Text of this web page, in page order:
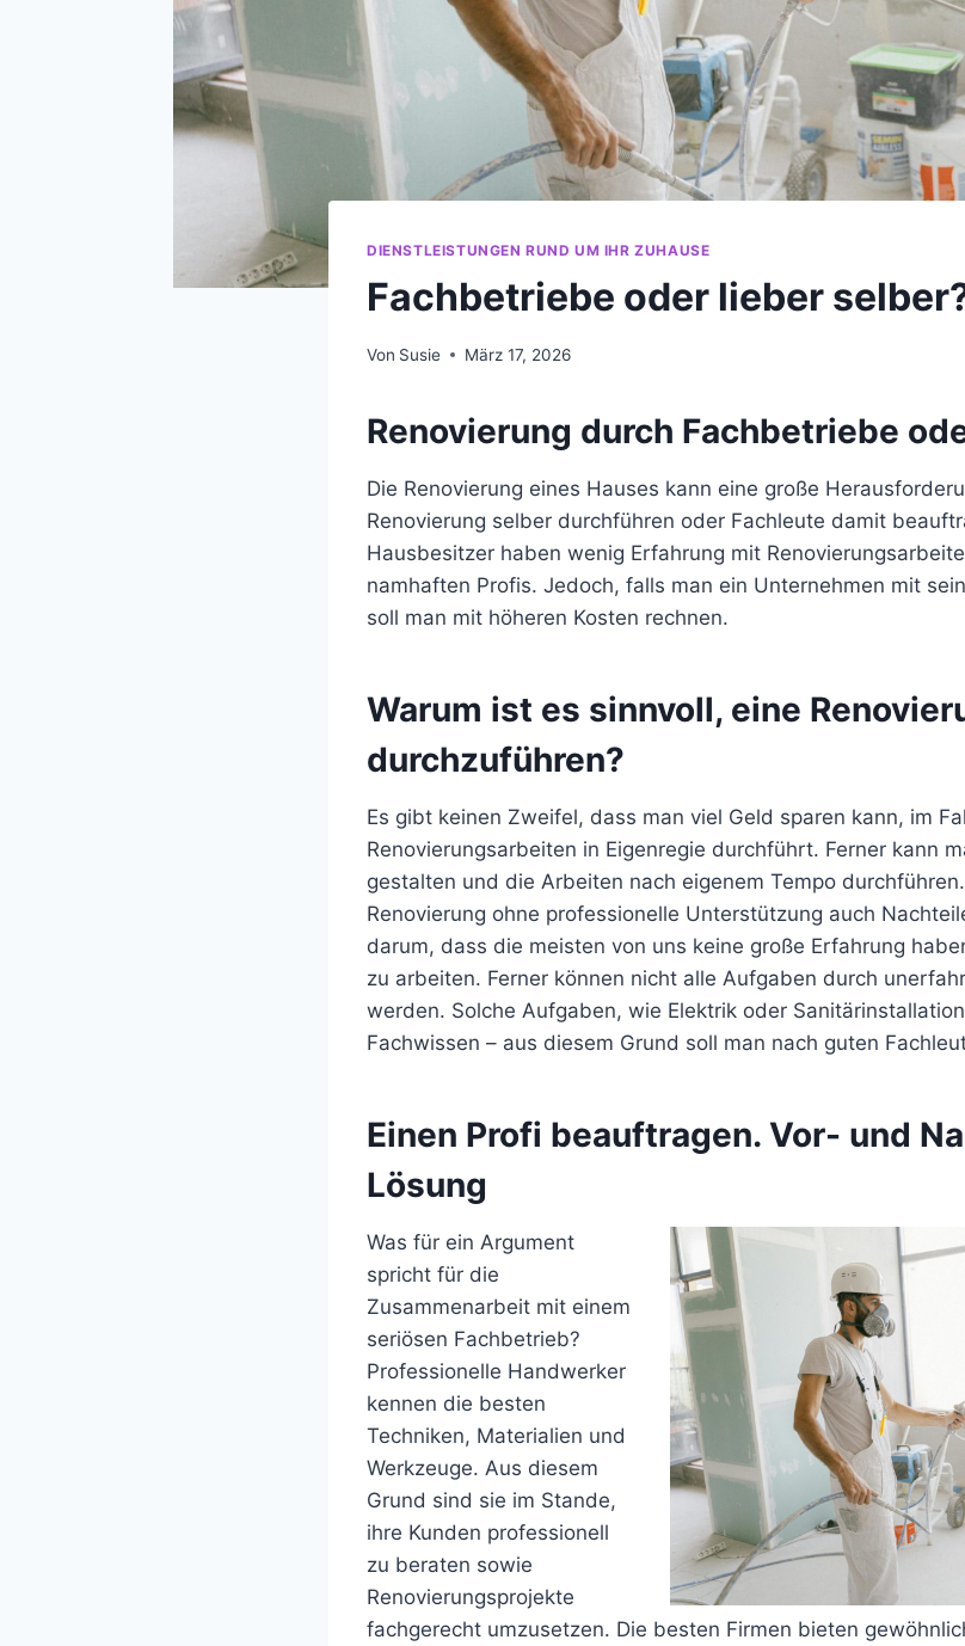
DIENSTLEISTUNGEN RUND UM IHR ZUHAUSE
Fachbetriebe oder lieber
Von Susie März 17, 2026
Renovierung durch Fachbetriebe
Die Renovierung eines Hauses kann eine große
Renovierung selber durchführen oder Fachleute damit
Hausbesitzer haben wenig Erfahrung mit
namhaften Profis. Jedoch, falls man ein Unternehmen mit
soll man mit höheren Kosten rechnen.
Warum ist es sinnvoll, eine
durchzuführen?
Es gibt keinen Zweifel, dass man viel Geld sparen kann, im
Renovierungsarbeiten in Eigenregie durchführt. Ferner kann
gestalten und die Arbeiten nach eigenem Tempo
Renovierung ohne professionelle Unterstützung auch
darum, dass die meisten von uns keine große Erfahrung
zu arbeiten. Ferner können nicht alle Aufgaben durch
werden. Solche Aufgaben, wie Elektrik oder
Fachwissen – aus diesem Grund soll man nach guten
Einen Profi beauftragen. Vor- und
Lösung
Was für ein Argument
spricht für die
Zusammenarbeit mit einem
seriösen Fachbetrieb?
Professionelle Handwerker
kennen die besten
Techniken, Materialien und
Werkzeuge. Aus diesem
Grund sind sie im Stande,
ihre Kunden professionell
zu beraten sowie
Renovierungsprojekte
fachgerecht umzusetzen. Die besten Firmen bieten